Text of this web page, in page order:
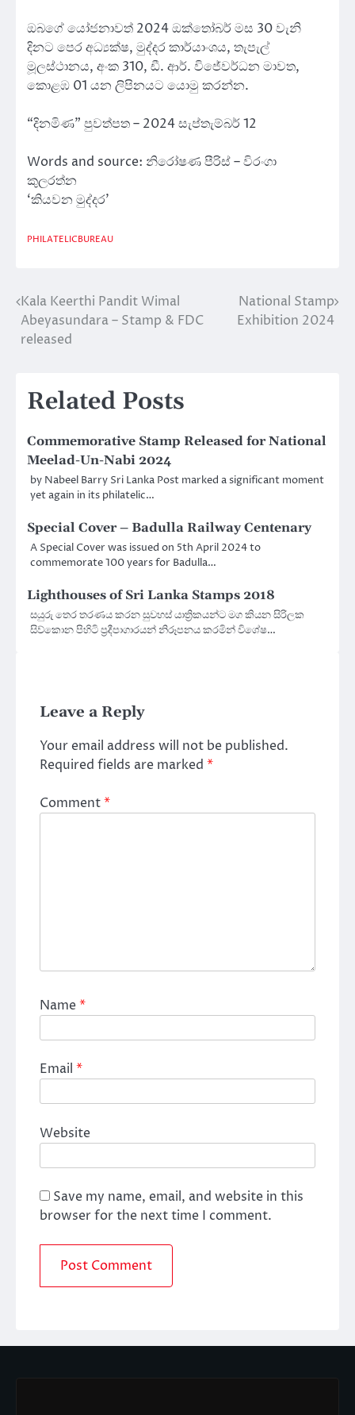
ඔබගේ යෝජනාවත් 2024 ඔක්තෝබර් මස 30 වැනි
දිනට පෙර අධ්‍යක්ෂ, මුද්දර කාර්යාංශය, තැපැල්
මූලස්ථානය, අංක 310, ඩී. ආර්. විජේවර්ධන මාවත,
කොළඹ 01 යන ලිපිනයට යොමු කරන්න.
“දිනමිණ” පුවත්පත – 2024 සැප්තැම්බර් 12
Words and source: නිරෝෂණ පීරිස් – විරංගා
කුලරත්න
‘කියවන මුද්දර’
PHILATELICBUREAU
Post
navigation
Kala Keerthi Pandit Wimal
Abeyasundara – Stamp & FDC
released
National Stamp
Exhibition 2024
Related Posts
Commemorative Stamp Released for National
Meelad-Un-Nabi 2024
by Nabeel Barry Sri Lanka Post marked a significant moment
yet again in its philatelic…
Special Cover – Badulla Railway Centenary
A Special Cover was issued on 5th April 2024 to
commemorate 100 years for Badulla…
Lighthouses of Sri Lanka Stamps 2018
සයුරු තෙර තරණය කරන සුවහස් යාත්‍රිකයන්ට මග කියන සිරිලක
සිව්කොන පිහිටි ප්‍රදීපාගාරයන් නිරූපනය කරමින් විශේෂ…
Leave a Reply
Your email address will not be published.
Required fields are marked *
Comment*
Name*
Email *
Website
Save my name, email, and website in this
browser for the next time I comment.